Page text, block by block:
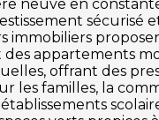
neuve en
sécurisé
immobiliers
des appartements
offrant des
les familles, la